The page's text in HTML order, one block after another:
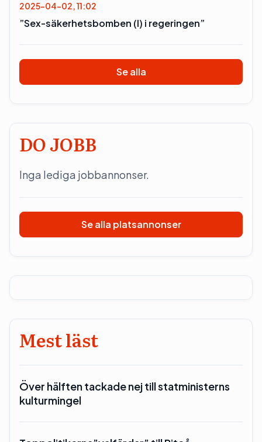
2025-04-02, 11:02
”Sex-säkerhetsbomben (l) i regeringen”
Se alla
DO JOBB
Inga lediga jobbannonser.
Se alla platsannonser
Mest läst
Över hälften tackade nej till statministerns
kulturmingel